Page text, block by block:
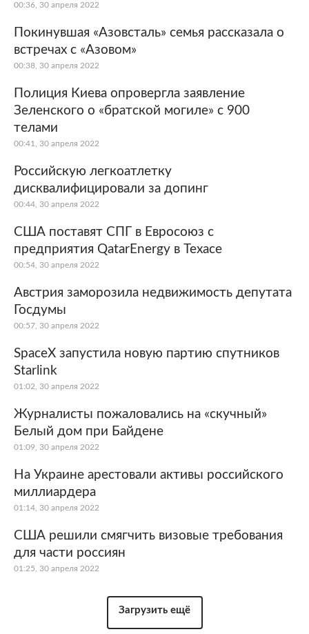
00:36, 30 апреля 2022
Покинувшая «Азовсталь» семья рассказала о
встречах с «Азовом»
00:38, 30 апреля 2022
Полиция Киева опровергла заявление
Зеленского о «братской могиле» с 900
телами
00:41, 30 апреля 2022
Российскую легкоатлетку
дисквалифицировали за допинг
00:44, 30 апреля 2022
США поставят СПГ в Евросоюз с
предприятия QatarEnergy в Техасе
00:54, 30 апреля 2022
Австрия заморозила недвижимость депутата
Госдумы
00:57, 30 апреля 2022
SpaceX запустила новую партию спутников
Starlink
01:02, 30 апреля 2022
Журналисты пожаловались на «скучный»
Белый дом при Байдене
01:09, 30 апреля 2022
На Украине арестовали активы российского
миллиардера
01:14, 30 апреля 2022
США решили смягчить визовые требования
для части россиян
01:25, 30 апреля 2022
Загрузить ещё